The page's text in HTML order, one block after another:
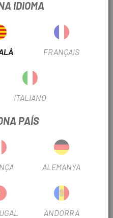
DEL PRODUCTE
la visibilitat nocturna.
IDIOMA
FRANÇAIS
ITALIANO
PAÍS
ALEMANYA
ANDORRA